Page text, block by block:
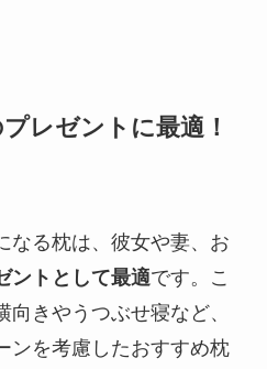
レゼントに最適！
なる枕は、彼女や妻、お
ントとして最適です。こ
きやうつぶせ寝など、
ンを考慮したおすすめ枕